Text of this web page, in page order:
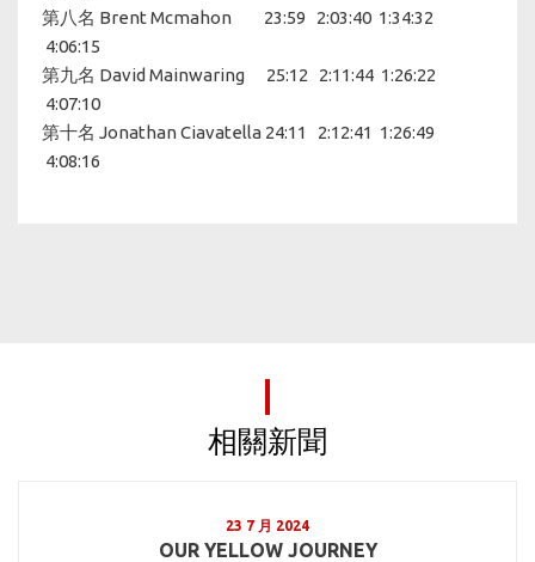
第八名 Brent Mcmahon 23:59 2:03:40 1:34:32
4:06:15
第九名 David Mainwaring 25:12 2:11:44 1:26:22
4:07:10
第十名 Jonathan Ciavatella 24:11 2:12:41 1:26:49
4:08:16
相關新聞
23 7 月 2024
OUR YELLOW JOURNEY